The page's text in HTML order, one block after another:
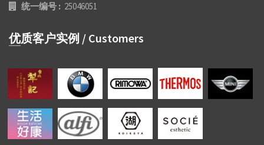
统一编号 : 25046051
优质客户实例 / Customers